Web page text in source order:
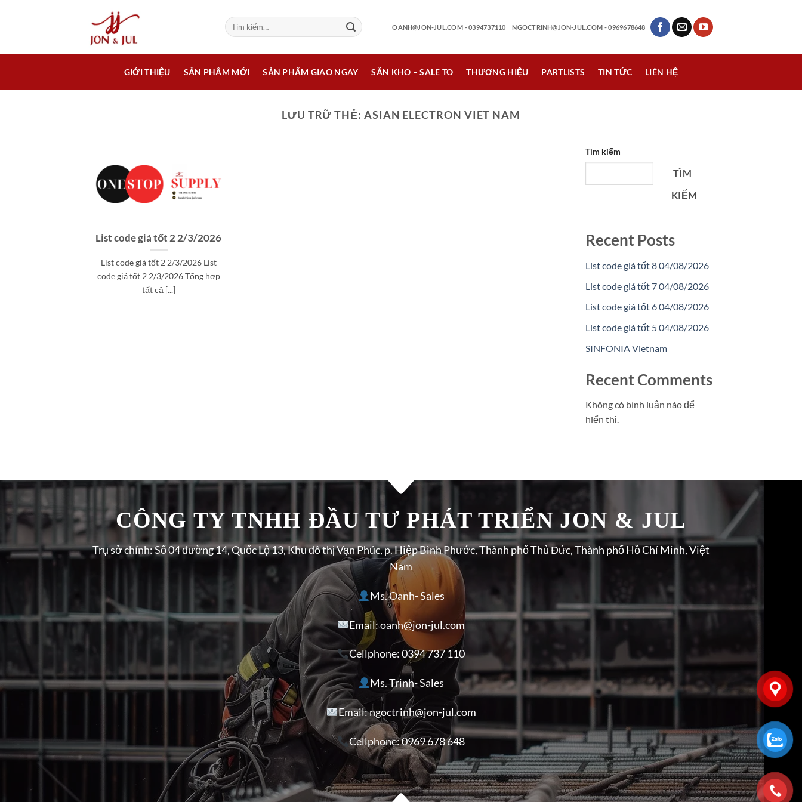
dung
Tìm
kiếm:
OANH@JON-JUL.COM - 0394737110 -NGOCTRINH@JON-JUL.COM - 0969678648
GIỚI THIỆU SẢN PHẨM MỚI SẢN PHẨM GIAO NGAY SẴN KHO – SALE TO THƯƠNG HIỆU PARTLISTS TIN TỨC LIÊN HỆ
LƯU TRỮ THẺ: ASIAN ELECTRON VIET NAM
List code giá tốt 2 2/3/2026
List code giá tốt 2 2/3/2026 List
code giá tốt 2 2/3/2026 Tổng hợp
tất cả [...]
Tìm kiếm
TÌM
KIẾM
Recent Posts
List code giá tốt 8 04/08/2026
List code giá tốt 7 04/08/2026
List code giá tốt 6 04/08/2026
List code giá tốt 5 04/08/2026
SINFONIA Vietnam
Recent Comments
Không có bình luận nào để
hiển thị.
CÔNG TY TNHH ĐẦU TƯ PHÁT TRIỂN JON & JUL
Trụ sở chính: Số 04 đường 14, Quốc Lộ 13, Khu đô thị Vạn Phúc, p. Hiệp Bình Phước, Thành phố Thủ Đức, Thành phố Hồ Chí Minh, Việt
Nam
Ms. Oanh- Sales
Email: oanh@jon-jul.com
Cellphone:0394 737 110
Ms. Trinh- Sales
Email: ngoctrinh@jon-jul.com
Cellphone:0969 678 648